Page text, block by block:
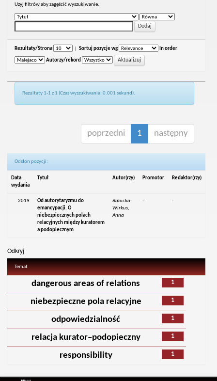
Uzyj filtrów aby zagęścić wyszukiwanie.
Rezultaty/Strona Sortuj pozycje wg In order
Autorzy/rekord
Rezultaty 1-1 z 1 (Czas wyszukiwania: 0.001 sekund).
poprzedni 1 następny
Odsłon pozycji:
Data
wydania
Tytuł Autor(rzy) Promotor Redaktor(rzy)
2019
Od autorytaryzmu do
emancypacji. O
niebezpiecznych polach
relacyjnych między kuratorem
a podopiecznym
Babicka-
Wirkus,
Anna
- -
Odkryj
Temat
1
dangerous areas of relations
1
niebezpieczne pola relacyjne
1
odpowiedzialność
1
relacja kurator–podopieczny
1
responsibility